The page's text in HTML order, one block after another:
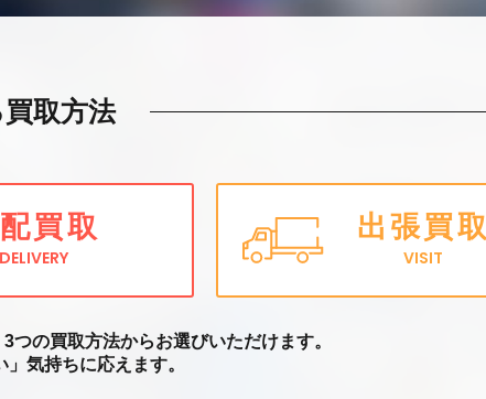
取方法
買取
DELIVERY
出張買取
VISIT
つの買取方法からお選びいただけます。
気持ちに応えます。